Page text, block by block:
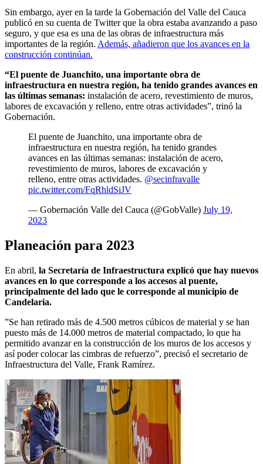
Sin embargo, ayer en la tarde la Gobernación del Valle del Cauca
publicó en su cuenta de Twitter que la obra estaba avanzando a paso
seguro, y que esa es una de las obras de infraestructura más
importantes de la región. Además, añadieron que los avances en la
construcción continúan.
“El puente de Juanchito, una importante obra de
infraestructura en nuestra región, ha tenido grandes avances en
las últimas semanas: instalación de acero, revestimiento de muros,
labores de excavación y relleno, entre otras actividades”, trinó la
Gobernación.
El puente de Juanchito, una importante obra de
infraestructura en nuestra región, ha tenido grandes
avances en las últimas semanas: instalación de acero,
revestimiento de muros, labores de excavación y
relleno, entre otras actividades. @secinfravalle
pic.twitter.com/FqRhldSiJV
— Gobernación Valle del Cauca (@GobValle) July 19,
2023
Planeación para 2023
En abril, la Secretaría de Infraestructura explicó que hay nuevos
avances en lo que corresponde a los accesos al puente,
principalmente del lado que le corresponde al municipio de
Candelaria.
”Se han retirado más de 4.500 metros cúbicos de material y se han
puesto más de 14.000 metros de material compactado, lo que ha
permitido avanzar en la construcción de los muros de los accesos y
así poder colocar las cimbras de refuerzo”, precisó el secretario de
Infraestructura del Valle, Frank Ramírez.